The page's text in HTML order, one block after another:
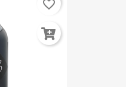
favorite_border